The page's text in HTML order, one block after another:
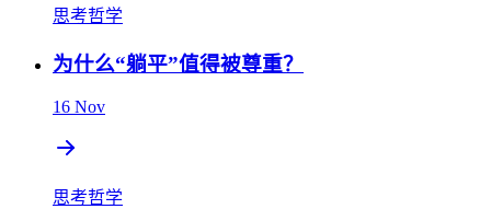
思考哲学
为什么“躺平”值得被尊重？
16 Nov
思考哲学